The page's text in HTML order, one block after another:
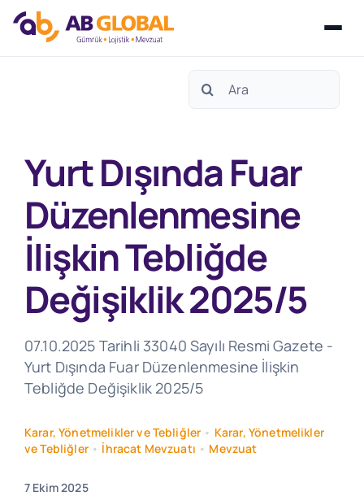
Search
Yurt Dışında Fuar
Düzenlenmesine
İlişkin Tebliğde
Değişiklik 2025/5
07.10.2025 Tarihli 33040 Sayılı Resmi Gazete -
Yurt Dışında Fuar Düzenlenmesine İlişkin
Tebliğde Değişiklik 2025/5
Karar, Yönetmelikler ve Tebliğler • Karar, Yönetmelikler
ve Tebliğler• İhracat Mevzuatı • Mevzuat
7 Ekim 2025